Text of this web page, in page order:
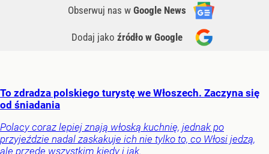
Obserwuj nas w Google News
Dodaj jako źródło w Google
To zdradza polskiego turystę we Włoszech. Zaczyna się
od śniadania
Polacy coraz lepiej znają włoską kuchnię, jednak po
przyjeździe nadal zaskakuje ich nie tylko to, co Włosi jedzą,
ale przede wszystkim kiedy i jak.